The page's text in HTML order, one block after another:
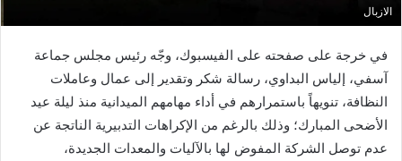
الازبال
في خرجة على صفحته على الفيسبوك، وجّه رئيس مجلس جماعة
آسفي، إلياس البداوي، رسالة شكر وتقدير إلى عمال وعاملات
النظافة، تنويهاً باستمرارهم في أداء مهامهم الميدانية منذ ليلة عيد
الأضحى المبارك؛ وذلك بالرغم من الإكراهات التدبيرية الناتجة عن
عدم توصل الشركة المفوض لها بالآليات والمعدات الجديدة،